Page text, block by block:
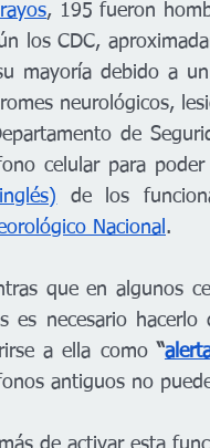
, 195 fueron
los CDC,
mayoría debido a
neurológicos,
de
celular para poder
de los
Nacional .
que en algunos
es necesario
a ella como “
antiguos no